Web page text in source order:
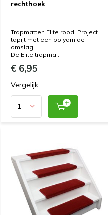
rechthoek
Trapmatten Elite rood. Project
tapijt met een polyamide
omslag.
De Elite trapma...
€ 6,95
Vergelijk